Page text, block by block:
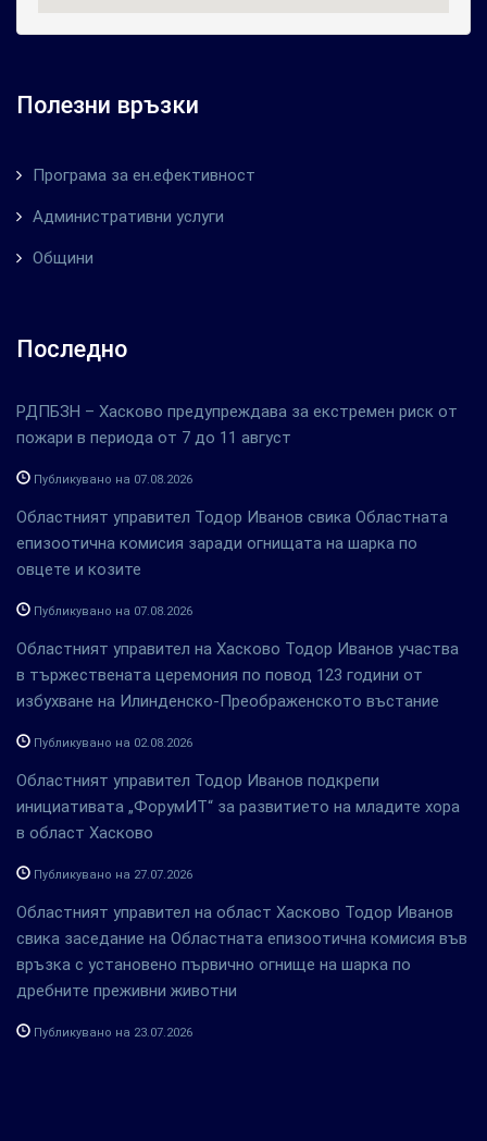
Полезни връзки
Програма за ен.ефективност
Административни услуги
Общини
Последно
РДПБЗН – Хасково предупреждава за екстремен риск от
пожари в периода от 7 до 11 август
Публикувано на 07.08.2026
Областният управител Тодор Иванов свика Областната
епизоотична комисия заради огнищата на шарка по
овцете и козите
Публикувано на 07.08.2026
Областният управител на Хасково Тодор Иванов участва
в тържествената церемония по повод 123 години от
избухване на Илинденско-Преображенското въстание
Публикувано на 02.08.2026
Областният управител Тодор Иванов подкрепи
инициативата „ФорумИТ“ за развитието на младите хора
в област Хасково
Публикувано на 27.07.2026
Областният управител на област Хасково Тодор Иванов
свика заседание на Областната епизоотична комисия във
връзка с установено първично огнище на шарка по
дребните преживни животни
Публикувано на 23.07.2026